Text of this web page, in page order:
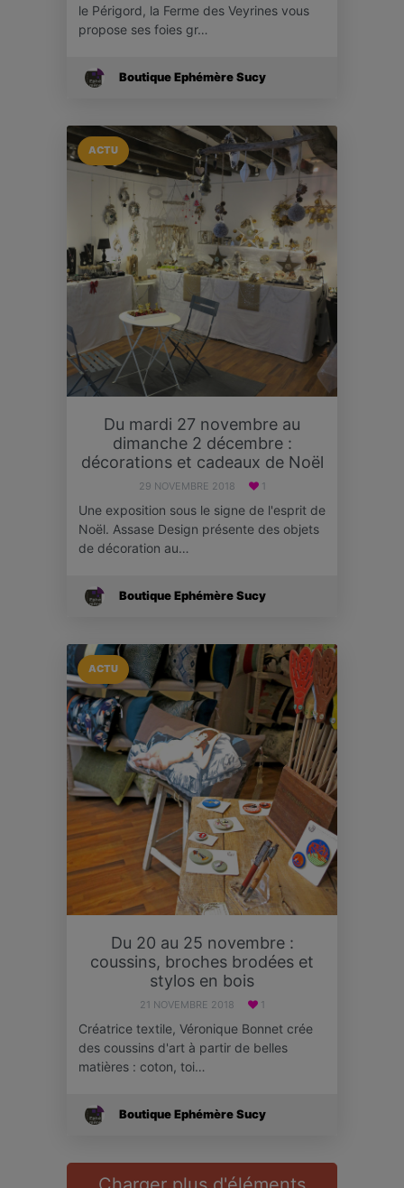
le Périgord, la Ferme des Veyrines vous
propose ses foies gr…
Boutique Ephémère Sucy
ACTU
Du mardi 27 novembre au
dimanche 2 décembre :
décorations et cadeaux de Noël
29 NOVEMBRE 2018 1
Une exposition sous le signe de l'esprit de
Noël. Assase Design présente des objets
de décoration au…
Boutique Ephémère Sucy
ACTU
Du 20 au 25 novembre :
coussins, broches brodées et
stylos en bois
21 NOVEMBRE 2018 1
Créatrice textile, Véronique Bonnet crée
des coussins d'art à partir de belles
matières : coton, toi…
Boutique Ephémère Sucy